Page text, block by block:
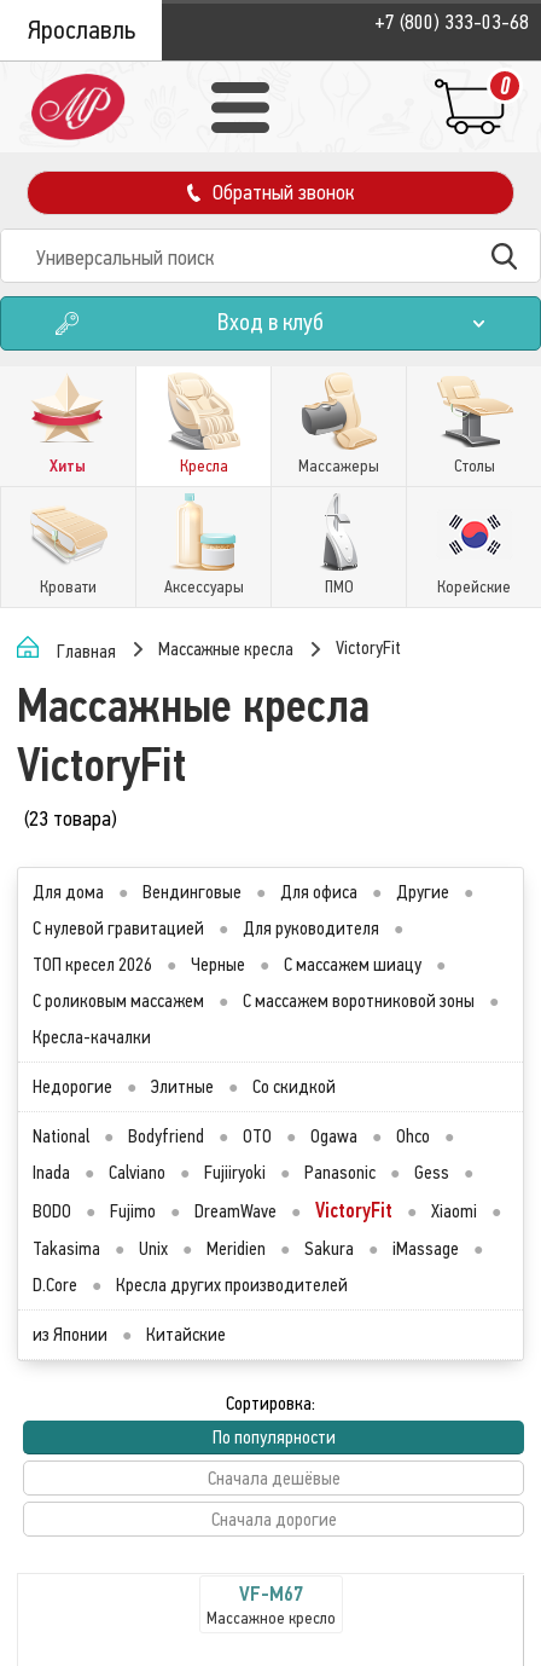
Ярославль +7 (800) 333-03-68
0
Обратный звонок
Вход в клуб
Хиты Кресла Массажеры Столы
Кровати Аксессуары ПМО Корейские
Главная Массажные кресла VictoryFit
Массажные кресла
VictoryFit
(23 товара)
Для дома ● Вендинговые ● Для офиса ● Другие
●
С нулевой гравитацией
● Для руководителя
●
ТОП кресел 2026
● Черные ● С массажем шиацу
●
С роликовым массажем
● С массажем воротниковой зоны
●
Кресла-качалки
Недорогие ● Элитные ● Со скидкой
National ● Bodyfriend ● OTO ● Ogawa ● Ohco
●
Inada
● Calviano ● Fujiiryoki ● Panasonic ● Gess
●
BODO
● Fujimo ● DreamWave ● VictoryFit ● Xiaomi
●
Takasima
● Unix ● Meridien ● Sakura ● iMassage
●
D.Core
● Кресла других производителей
из Японии ● Китайские
Сортировка:
По популярности
Сначала дешёвые
Сначала дорогие
VF-M67
Массажное кресло